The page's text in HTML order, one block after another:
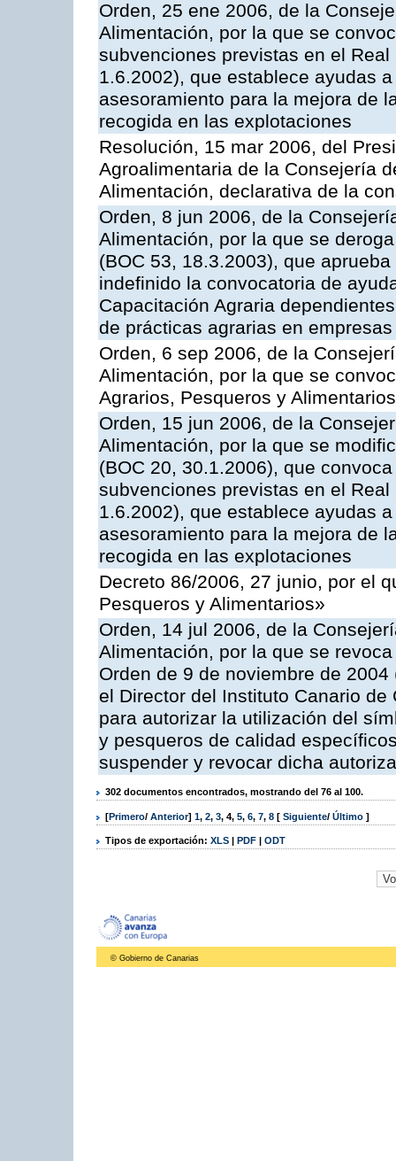
Orden, 25 ene 2006, de la
Alimentación, por la que se
subvenciones previstas en el
1.6.2002), que establece ayudas
asesoramiento para la mejora de
recogida en las explotaciones
Resolución, 15 mar 2006, del
Agroalimentaria de la Consejería
Alimentación, declarativa de la
Orden, 8 jun 2006, de la
Alimentación, por la que se
(BOC 53, 18.3.2003), que
indefinido la convocatoria de
Capacitación Agraria
de prácticas agrarias en
Orden, 6 sep 2006, de la
Alimentación, por la que se
Agrarios, Pesqueros y
Orden, 15 jun 2006, de la
Alimentación, por la que se
(BOC 20, 30.1.2006), que
subvenciones previstas en el
1.6.2002), que establece ayudas
asesoramiento para la mejora de
recogida en las explotaciones
Decreto 86/2006, 27 junio, por el
Pesqueros y Alimentarios»
Orden, 14 jul 2006, de la
Alimentación, por la que se
Orden de 9 de noviembre de
el Director del Instituto Canario
para autorizar la utilización del
y pesqueros de calidad
suspender y revocar dicha
302 documentos encontrados, mostrando del 76 al 100.
[Primero/ Anterior] 1, 2, 3, 4, 5, 6, 7, 8 [ Siguiente/ Último ]
Tipos de exportación: XLS | PDF | ODT
© Gobierno de Canarias